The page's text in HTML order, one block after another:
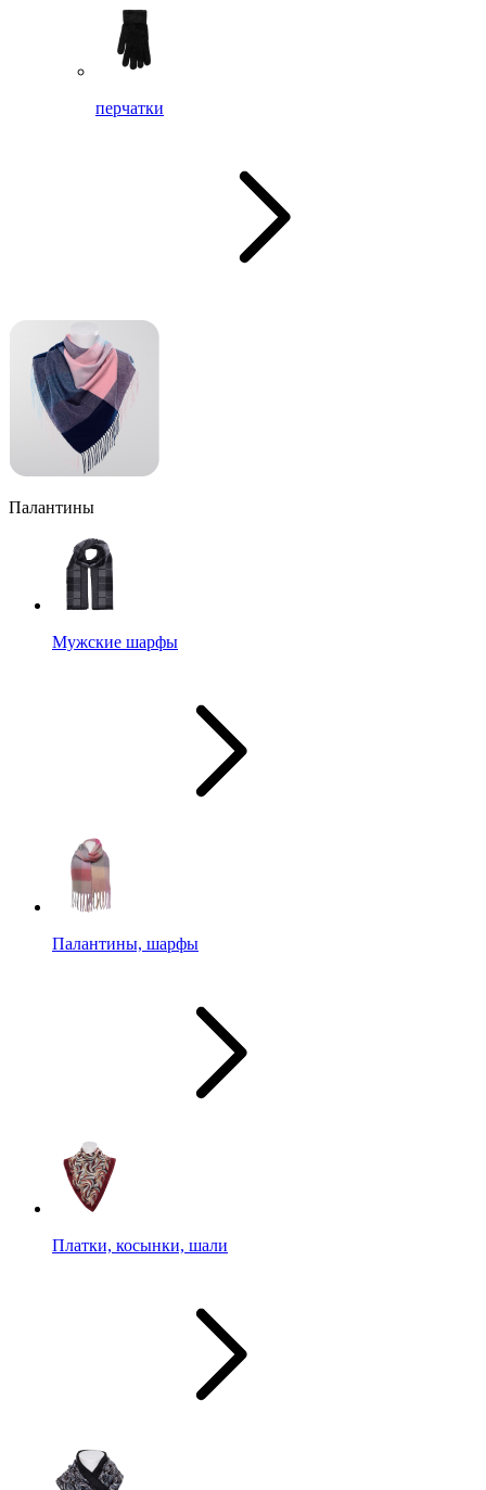
перчатки
Палантины
Мужские шарфы
Палантины, шарфы
Платки, косынки, шали